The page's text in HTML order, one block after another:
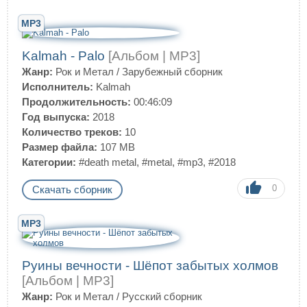
MP3
Kalmah - Palo [Альбом | MP3]
Жанр: Рок и Метал / Зарубежный сборник
Исполнитель: Kalmah
Продолжительность: 00:46:09
Год выпуска: 2018
Количество треков: 10
Размер файла: 107 MB
Категории: #death metal, #metal, #mp3, #2018
Скачать сборник 0
MP3
Руины вечности - Шёпот забытых холмов
[Альбом | MP3]
Жанр: Рок и Метал / Русский сборник